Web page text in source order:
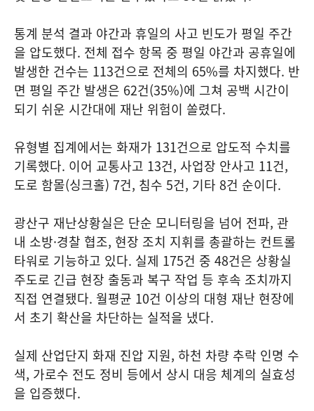
통계 분석 결과 야간과 휴일의 사고 빈도가 평일 주간
을 압도했다. 전체 접수 항목 중 평일 야간과 공휴일에
발생한 건수는 113건으로 전체의 65%를 차지했다. 반
면 평일 주간 발생은 62건(35%)에 그쳐 공백 시간이
되기 쉬운 시간대에 재난 위험이 쏠렸다.
유형별 집계에서는 화재가 131건으로 압도적 수치를
기록했다. 이어 교통사고 13건, 사업장 안사고 11건,
도로 함몰(싱크홀) 7건, 침수 5건, 기타 8건 순이다.
광산구 재난상황실은 단순 모니터링을 넘어 전파, 관
내 소방·경찰 협조, 현장 조치 지휘를 총괄하는 컨트롤
타워로 기능하고 있다. 실제 175건 중 48건은 상황실
주도로 긴급 현장 출동과 복구 작업 등 후속 조치까지
직접 연결됐다. 월평균 10건 이상의 대형 재난 현장에
서 초기 확산을 차단하는 실적을 냈다.
실제 산업단지 화재 진압 지원, 하천 차량 추락 인명 수
색, 가로수 전도 정비 등에서 상시 대응 체계의 실효성
을 입증했다.